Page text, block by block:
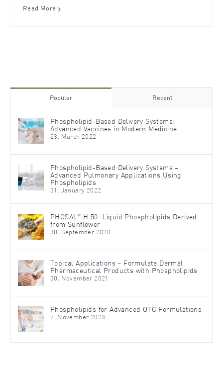
Read More
Popular Recent
Phospholipid-Based Delivery Systems:
Advanced Vaccines in Modern Medicine
23. March 2022
Phospholipid-Based Delivery Systems –
Advanced Pulmonary Applications Using
Phospholipids
31. January 2022
PHOSAL®
H 50: Liquid Phospholipids Derived
from Sunflower
30. September 2020
Topical Applications – Formulate Dermal
Pharmaceutical Products with Phospholipids
30. November 2021
Phospholipids for Advanced OTC Formulations
7. November 2023